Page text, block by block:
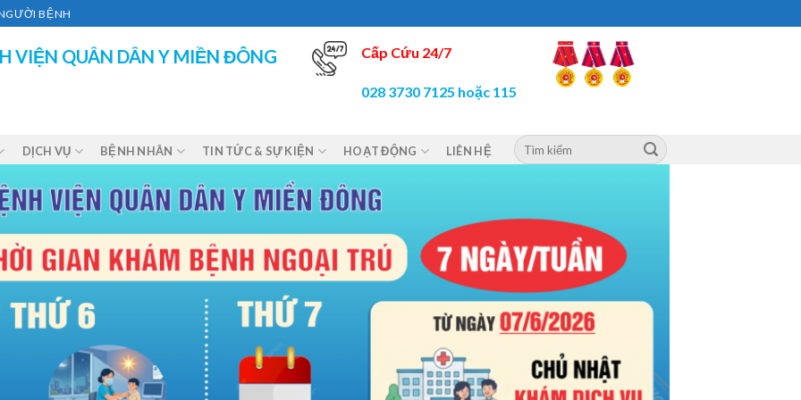
BỆNH
VIỆN QUÂN DÂN Y MIỀN ĐÔNG Cấp Cứu 24/7
028 3730 7125 hoặc 115
DỊCH VỤ BỆNH NHÂN TIN TỨC & SỰ KIỆN HOẠT ĐỘNG LIÊN HỆ